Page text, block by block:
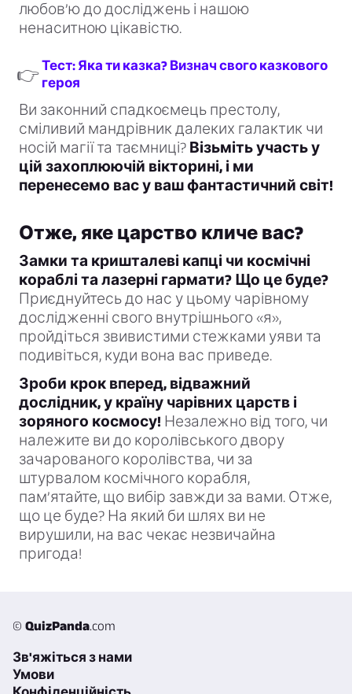
любов’ю до досліджень і нашою
ненаситною цікавістю.
👉Тест: Яка ти казка? Визнач свого казкового
героя
Ви законний спадкоємець престолу,
сміливий мандрівник далеких галактик чи
носій магії та таємниці? Візьміть участь у
цій захоплюючій вікторині, і ми
перенесемо вас у ваш фантастичний світ!
Отже, яке царство кличе вас?
Замки та кришталеві капці чи космічні
кораблі та лазерні гармати? Що це буде?
Приєднуйтесь до нас у цьому чарівному
дослідженні свого внутрішнього «я»,
пройдіться звивистими стежками уяви та
подивіться, куди вона вас приведе.
Зроби крок вперед, відважний
дослідник, у країну чарівних царств і
зоряного космосу! Незалежно від того, чи
належите ви до королівського двору
зачарованого королівства, чи за
штурвалом космічного корабля,
пам’ятайте, що вибір завжди за вами. Отже,
що це буде? На який би шлях ви не
вирушили, на вас чекає незвичайна
пригода!
© QuizPanda.com
Зв'яжіться з нами
Умови